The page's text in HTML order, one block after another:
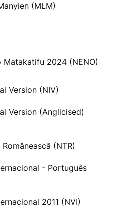
(MLM)
Matakatifu 2024 (NENO)
Version (NIV)
Version (Anglicised)
(NTR)
- Português
2011 (NVI)